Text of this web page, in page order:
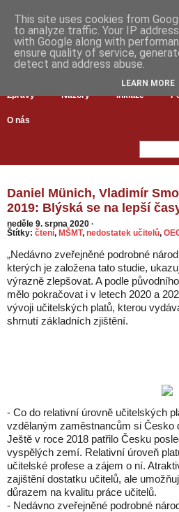
Zprávy Názory Inkluze
O nás
Daniel Münich, Vladimír
2019: Blýská se na lepší
neděle 9. srpna 2020 ·
Štítky: čtení, MŠMT, nedostatek učitelů,
„Nedávno zveřejněné podrobné
kterých je založena tato studie,
výrazně zlepšovat. A podle
mělo pokračovat i v letech 2020 a
vývoji učitelských platů, kterou
shrnutí základních zjištění.
- Co do relativní úrovně učitelských
vzdělaným zaměstnancům si Česko
Ještě v roce 2018 patřilo Česku
vyspělých zemí. Relativní úroveň
učitelské profese a zájem o ní.
zajištění dostatku učitelů, ale
důrazem na kvalitu práce učitelů.
- Nedávno zveřejněné podrobné
This site uses cookies from
to analyze traffic. Your IP
with Google along with
ensure quality of service,
detect and address abuse.
LEARN MORE